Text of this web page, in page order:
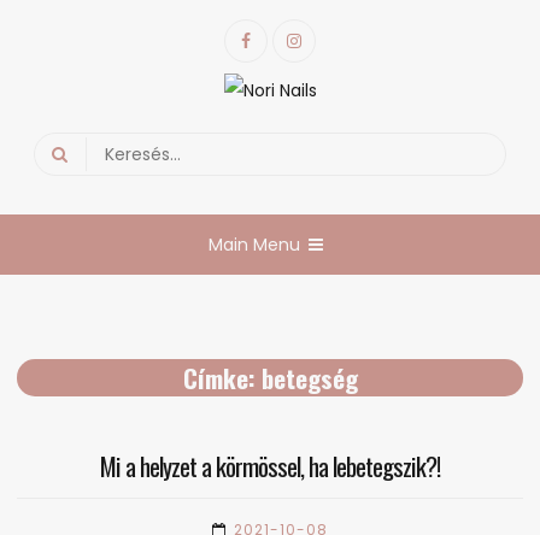
FacebookInstagram
Nori Nails
Search
Main Menu
Címke: betegség
Mi a helyzet a körmössel, ha lebetegszik?!
2021-10-08